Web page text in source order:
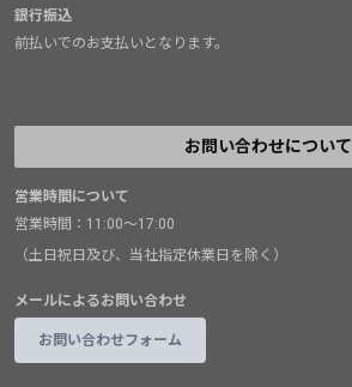
銀行振込
前払いでのお支払いとなります。
お問い合わせについて
営業時間について
営業時間：11:00～17:00
（土日祝日及び、当社指定休業日を除く）
メールによるお問い合わせ
お問い合わせフォーム